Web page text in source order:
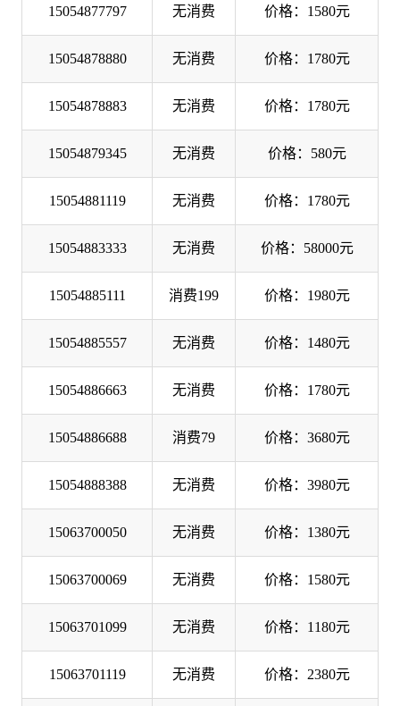
15054877797 无消费 价格：1580元
15054878880 无消费 价格：1780元
15054878883 无消费 价格：1780元
15054879345 无消费 价格：580元
15054881119 无消费 价格：1780元
15054883333 无消费 价格：58000元
15054885111 消费199 价格：1980元
15054885557 无消费 价格：1480元
15054886663 无消费 价格：1780元
15054886688 消费79 价格：3680元
15054888388 无消费 价格：3980元
15063700050 无消费 价格：1380元
15063700069 无消费 价格：1580元
15063701099 无消费 价格：1180元
15063701119 无消费 价格：2380元